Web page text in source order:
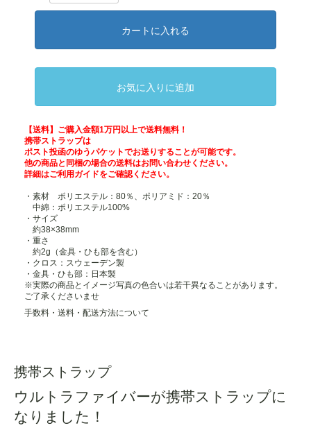
カートに入れる
お気に入りに追加
【送料】ご購入金額1万円以上で送料無料！
携帯ストラップは
ポスト投函のゆうパケットでお送りすることが可能です。
他の商品と同梱の場合の送料はお問い合わせください。
詳細はご利用ガイドをご確認ください。
・素材 ポリエステル：80％、ポリアミド：20％
中綿：ポリエステル100%
・サイズ
約38×38mm
・重さ
約2g（金具・ひも部を含む）
・クロス：スウェーデン製
・金具・ひも部：日本製
※実際の商品とイメージ写真の色合いは若干異なることがあります。
ご了承くださいませ
手数料・送料・配送方法について
携帯ストラップ
ウルトラファイバーが携帯ストラップに
なりました！